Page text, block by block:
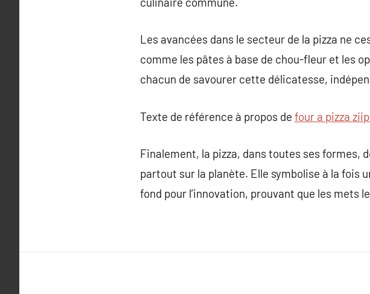
Les avancées dans le secteur de la pizza ne
comme les pâtes à base de chou-fleur et les
chacun de savourer cette délicatesse,
Texte de référence à propos de four a pizza
Finalement, la pizza, dans toutes ses
partout sur la planète. Elle symbolise à la fois
fond pour l’innovation, prouvant que les